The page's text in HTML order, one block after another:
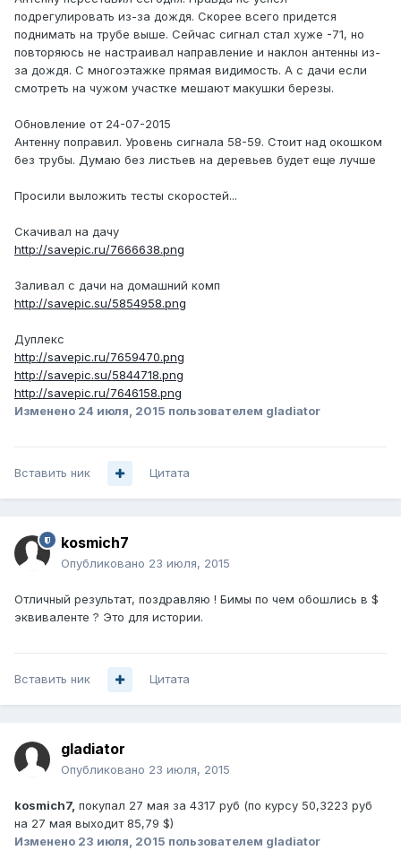
подрегулировать из-за дождя. Скорее всего придется
поднимать на трубе выше. Сейчас сигнал стал хуже -71, но
повторяюсь не настраивал направление и наклон антенны из-
за дождя. С многоэтажке прямая видимость. А с дачи если
смотреть на чужом участке мешают макушки березы.
Обновление от 24-07-2015
Антенну поправил. Уровень сигнала 58-59. Стоит над окошком
без трубы. Думаю без листьев на деревьев будет еще лучше
Просили выложить тесты скоростей...
Скачивал на дачу
http://savepic.ru/7666638.png
Заливал с дачи на домашний комп
http://savepic.su/5854958.png
Дуплекс
http://savepic.ru/7659470.png
http://savepic.su/5844718.png
http://savepic.ru/7646158.png
Изменено 24 июля, 2015 пользователем gladiator
Вставить ник Цитата
kosmich7
Опубликовано 23 июля, 2015
Отличный результат, поздравляю ! Бимы по чем обошлись в $
эквиваленте ? Это для истории.
Вставить ник Цитата
gladiator
Опубликовано 23 июля, 2015
kosmich7, покупал 27 мая за 4317 руб (по курсу 50,3223 руб
на 27 мая выходит 85,79 $)
Изменено 23 июля, 2015 пользователем gladiator